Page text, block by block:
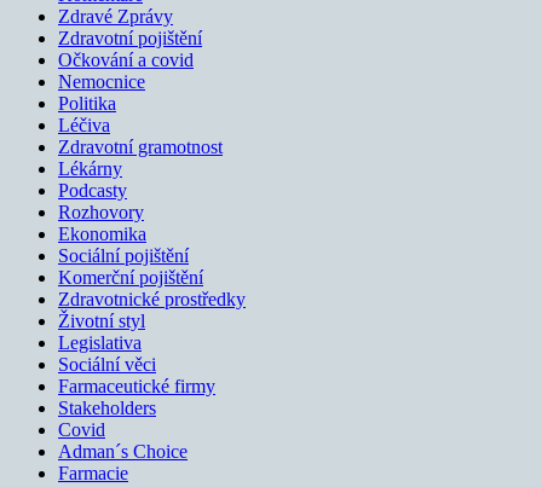
Zdravé Zprávy
Zdravotní pojištění
Očkování a covid
Nemocnice
Politika
Léčiva
Zdravotní gramotnost
Lékárny
Podcasty
Rozhovory
Ekonomika
Sociální pojištění
Komerční pojištění
Zdravotnické prostředky
Životní styl
Legislativa
Sociální věci
Farmaceutické firmy
Stakeholders
Covid
Adman´s Choice
Farmacie